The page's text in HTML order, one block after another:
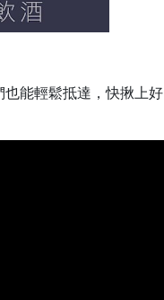
能輕鬆抵達，快揪上好